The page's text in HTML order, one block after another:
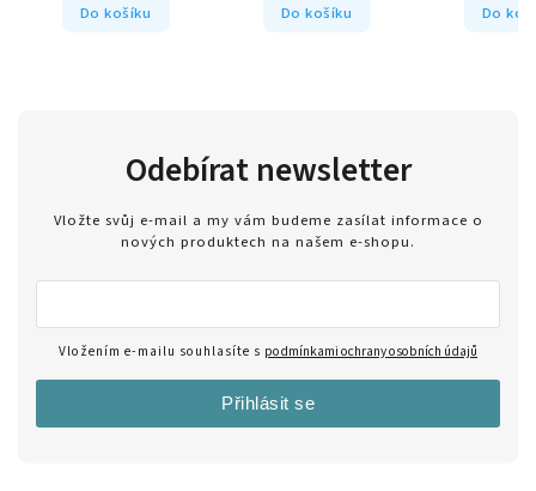
Do košíku Do košíku Do
Odebírat newsletter
Vložte svůj e-mail a my vám budeme zasílat informace o
nových produktech na našem e-shopu.
Vložením e-mailu souhlasíte s podmínkami ochrany osobních údajů
Přihlásit se